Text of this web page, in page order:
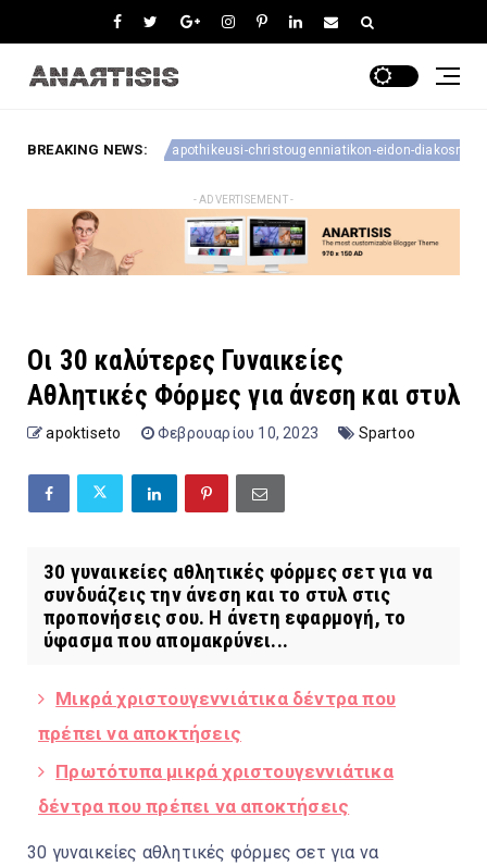
BREAKING NEWS:
apothikeusi-christougenniatikon-eidon-diakosmisis Οδηγός
- ADVERTISEMENT -
Οι 30 καλύτερες Γυναικείες
Αθλητικές Φόρμες για άνεση και στυλ
apoktiseto Φεβρουαρίου 10, 2023 Spartoo
30 γυναικείες αθλητικές φόρμες σετ για να
συνδυάζεις την άνεση και το στυλ στις
προπονήσεις σου. Η άνετη εφαρμογή, το
ύφασμα που απομακρύνει...
Μικρά χριστουγεννιάτικα δέντρα που
πρέπει να αποκτήσεις
Πρωτότυπα μικρά χριστουγεννιάτικα
δέντρα που πρέπει να αποκτήσεις
30 γυναικείες αθλητικές φόρμες σετ για να